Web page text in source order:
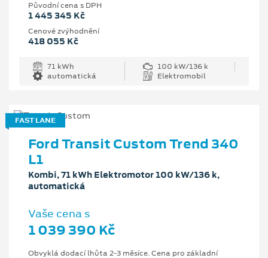
Původní cena s DPH
1 445 345 Kč
Cenové zvýhodnění
418 055 Kč
71 kWh
100 kW/136 k
automatická
Elektromobil
FAST LANE
Ford Transit Custom Trend 340
L1
Kombi, 71 kWh Elektromotor 100 kW/136 k,
automatická
Vaše cena s
1 039 390 Kč
Obvyklá dodací lhůta 2-3 měsíce. Cena pro základní